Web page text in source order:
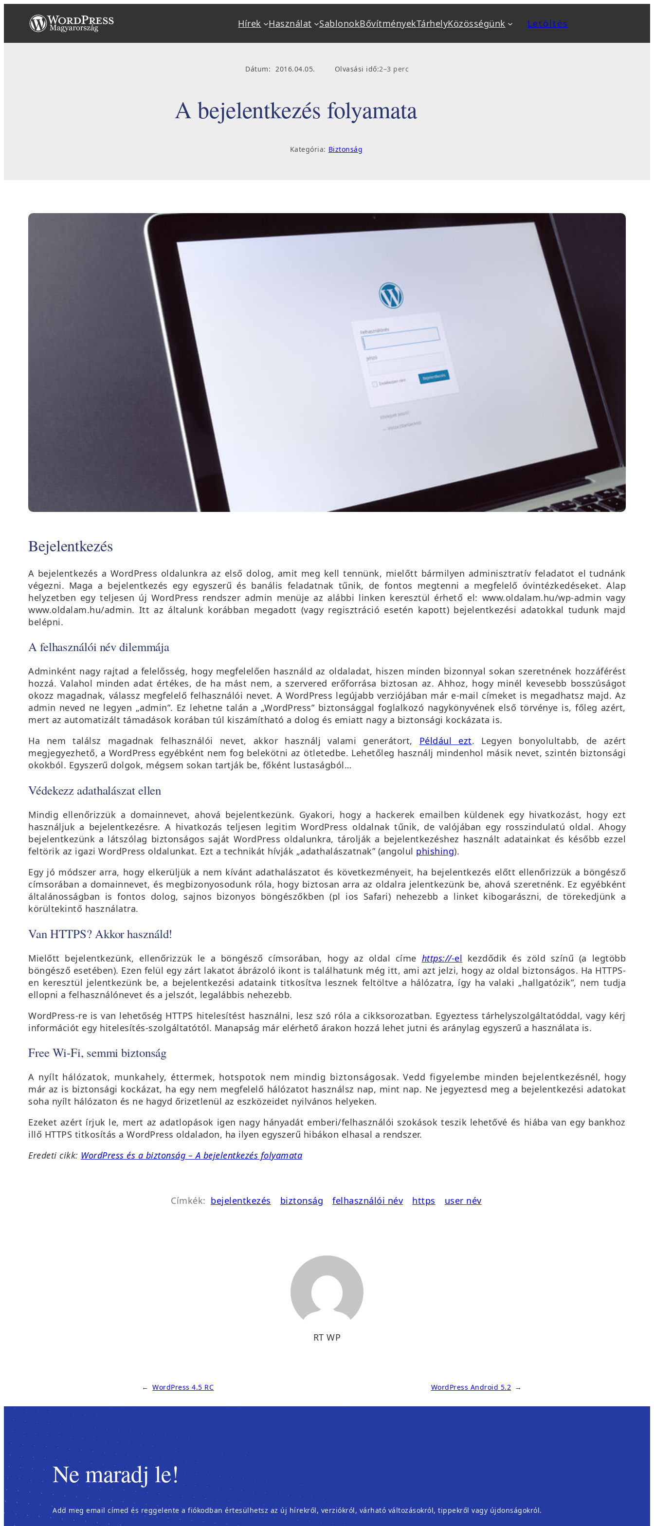
tartalomhoz
Hírek Használat
Tárhely, hosting
Sablonok, bővítmények
Frissítés, karbantartás
SablonokBővítményekTárhelyKözösségünk Letöltés
Dátum: 2016.04.05. Olvasási idő:2–3 perc
A bejelentkezés folyamata
Kategória: Biztonság
Bejelentkezés
A bejelentkezés a WordPress oldalunkra az első dolog, amit meg kell tennünk, mielőtt bármilyen adminisztratív feladatot el tudnánk
végezni. Maga a bejelentkezés egy egyszerű és banális feladatnak tűnik, de fontos megtenni a megfelelő óvintézkedéseket. Alap
helyzetben egy teljesen új WordPress rendszer admin menüje az alábbi linken keresztül érhető el: www.oldalam.hu/wp-admin vagy
www.oldalam.hu/admin. Itt az általunk korábban megadott (vagy regisztráció esetén kapott) bejelentkezési adatokkal tudunk majd
belépni.
A felhasználói név dilemmája
Adminként nagy rajtad a felelősség, hogy megfelelően használd az oldaladat, hiszen minden bizonnyal sokan szeretnének hozzáférést
hozzá. Valahol minden adat értékes, de ha mást nem, a szervered erőforrása biztosan az. Ahhoz, hogy minél kevesebb bosszúságot
okozz magadnak, válassz megfelelő felhasználói nevet. A WordPress legújabb verziójában már e-mail címeket is megadhatsz majd. Az
admin neved ne legyen „admin”. Ez lehetne talán a „WordPress” biztonsággal foglalkozó nagykönyvének első törvénye is, főleg azért,
mert az automatizált támadások korában túl kiszámítható a dolog és emiatt nagy a biztonsági kockázata is.
Ha nem találsz magadnak felhasználói nevet, akkor használj valami generátort, Például ezt. Legyen bonyolultabb, de azért
megjegyezhető, a WordPress egyébként nem fog belekötni az ötletedbe. Lehetőleg használj mindenhol másik nevet, szintén biztonsági
okokból. Egyszerű dolgok, mégsem sokan tartják be, főként lustaságból…
Védekezz adathalászat ellen
Mindig ellenőrizzük a domainnevet, ahová bejelentkezünk. Gyakori, hogy a hackerek emailben küldenek egy hivatkozást, hogy ezt
használjuk a bejelentkezésre. A hivatkozás teljesen legitim WordPress oldalnak tűnik, de valójában egy rosszindulatú oldal. Ahogy
bejelentkezünk a látszólag biztonságos saját WordPress oldalunkra, tárolják a bejelentkezéshez használt adatainkat és később ezzel
feltörik az igazi WordPress oldalunkat. Ezt a technikát hívják „adathalászatnak” (angolul phishing).
Egy jó módszer arra, hogy elkerüljük a nem kívánt adathalászatot és következményeit, ha bejelentkezés előtt ellenőrizzük a böngésző
címsorában a domainnevet, és megbizonyosodunk róla, hogy biztosan arra az oldalra jelentkezünk be, ahová szeretnénk. Ez egyébként
általánosságban is fontos dolog, sajnos bizonyos böngészőkben (pl ios Safari) nehezebb a linket kibogarászni, de törekedjünk a
körültekintő használatra.
Van HTTPS? Akkor használd!
Mielőtt bejelentkezünk, ellenőrizzük le a böngésző címsorában, hogy az oldal címe https://-el kezdődik és zöld színű (a legtöbb
böngésző esetében). Ezen felül egy zárt lakatot ábrázoló ikont is találhatunk még itt, ami azt jelzi, hogy az oldal biztonságos. Ha HTTPS-
en keresztül jelentkezünk be, a bejelentkezési adataink titkosítva lesznek feltöltve a hálózatra, így ha valaki „hallgatózik”, nem tudja
ellopni a felhasználónevet és a jelszót, legalábbis nehezebb.
WordPress-re is van lehetőség HTTPS hitelesítést használni, lesz szó róla a cikksorozatban. Egyeztess tárhelyszolgáltatóddal, vagy kérj
információt egy hitelesítés-szolgáltatótól. Manapság már elérhető árakon hozzá lehet jutni és aránylag egyszerű a használata is.
Free Wi-Fi, semmi biztonság
A nyílt hálózatok, munkahely, éttermek, hotspotok nem mindig biztonságosak. Vedd figyelembe minden bejelentkezésnél, hogy
már az is biztonsági kockázat, ha egy nem megfelelő hálózatot használsz nap, mint nap. Ne jegyeztesd meg a bejelentkezési adatokat
soha nyílt hálózaton és ne hagyd őrizetlenül az eszközeidet nyilvános helyeken.
Ezeket azért írjuk le, mert az adatlopások igen nagy hányadát emberi/felhasználói szokások teszik lehetővé és hiába van egy bankhoz
illő HTTPS titkosítás a WordPress oldaladon, ha ilyen egyszerű hibákon elhasal a rendszer.
Eredeti cikk: WordPress és a biztonság – A bejelentkezés folyamata
Címkék: bejelentkezés biztonság felhasználói név https user név
RT WP
← WordPress 4.5 RC WordPress Android 5.2 →
Ne maradj le!
Add meg email címed és reggelente a fiókodban értesülhetsz az új hírekről, verziókról, várható változásokról, tippekről vagy újdonságokról.